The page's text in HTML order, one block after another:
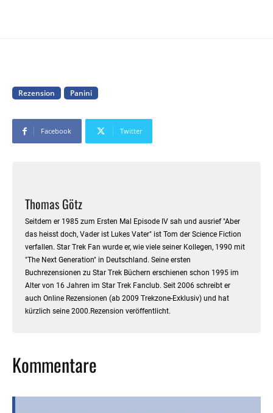
Rezension Panini
Facebook Twitter
Thomas Götz
Seitdem er 1985 zum Ersten Mal Episode IV sah und ausrief "Aber
das heisst doch, Vader ist Lukes Vater" ist Tom der Science Fiction
verfallen. Star Trek Fan wurde er, wie viele seiner Kollegen, 1990 mit
"The Next Generation" in Deutschland. Seine ersten
Buchrezensionen zu Star Trek Büchern erschienen schon 1995 im
Alter von 16 Jahren im Star Trek Fanclub. Seit 2006 schreibt er
auch Online Rezensionen (ab 2009 Trekzone-Exklusiv) und hat
kürzlich seine 2000.Rezension veröffentlicht.
Kommentare